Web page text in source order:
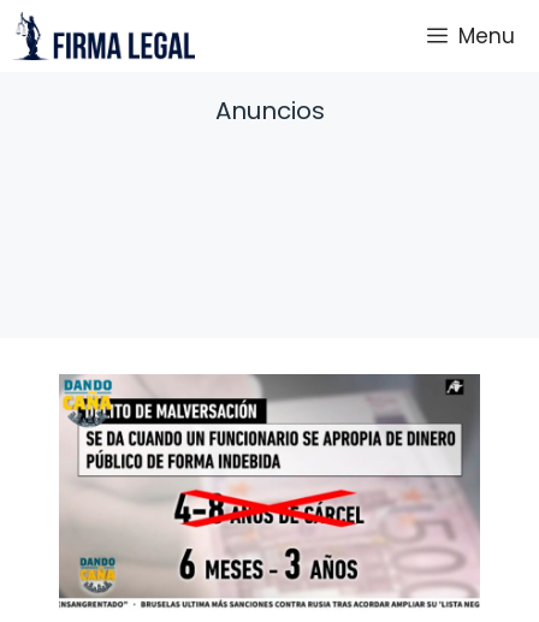
Saltar
al
Menu
Anuncios